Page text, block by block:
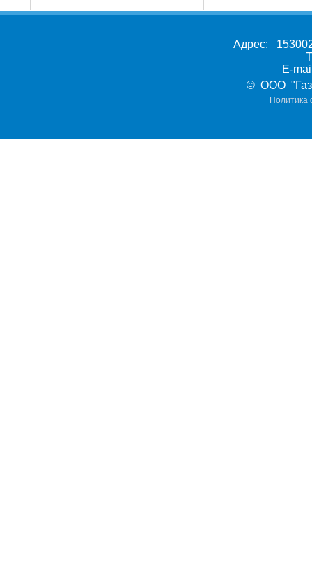
Адрес:
E-
© ООО
Политика